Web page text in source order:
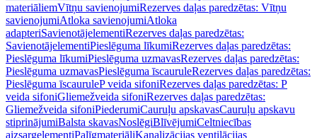
materiāliemVītņu savienojumiRezerves daļas paredzētas: Vītņu
savienojumiAtloka savienojumiAtloka
adapteriSavienotājelementiRezerves daļas paredzētas:
SavienotājelementiPieslēguma līkumiRezerves daļas paredzētas:
Pieslēguma līkumiPieslēguma uzmavasRezerves daļas paredzētas:
Pieslēguma uzmavasPieslēguma īscauruleRezerves daļas paredzētas:
Pieslēguma īscauruleP veida sifoniRezerves daļas paredzētas: P
veida sifoniGliemežveida sifoniRezerves daļas paredzētas:
Gliemežveida sifoniPiederumiCauruļu apskavasCauruļu apskavu
stiprinājumiBalsta skavasNoslēgiBlīvējumiCeltniecības
aizsargelementiPalīgmateriāliKanalizācijas ventilācijas